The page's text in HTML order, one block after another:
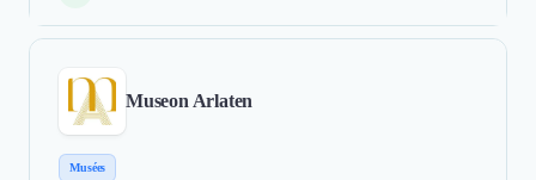
Museon Arlaten
Musées